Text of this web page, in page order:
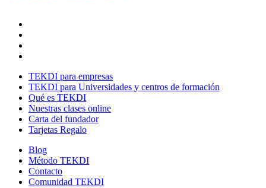
TEKDI para empresas
TEKDI para Universidades y centros de formación
Qué es TEKDI
Nuestras clases online
Carta del fundador
Tarjetas Regalo
Blog
Método TEKDI
Contacto
Comunidad TEKDI